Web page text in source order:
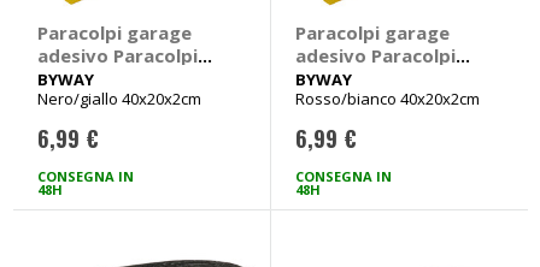
Paracolpi garage
adesivo Paracolpi
per pareti angolari -
BYWAY
BYWAY
Nero/giallo 40x20x2cm
6,99 €
CONSEGNA IN
48H
Paracolpi garage
adesivo Paracolpi
per pareti angolari -
BYWAY
BYWAY
Rosso/bianco 40x20x2cm
6,99 €
CONSEGNA IN
48H